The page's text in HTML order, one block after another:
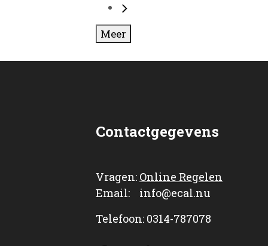
Meer
Contactgegevens
Vragen: Online Regelen
Email: info@ecal.nu
Telefoon: 0314-787078